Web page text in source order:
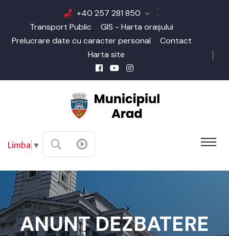
+40 257 281 850
Transport Public
GIS - Harta orașului
Prelucrare date cu caracter personal
Contact
Harta site
Limba ▼
ANUNȚ DEZBATERE